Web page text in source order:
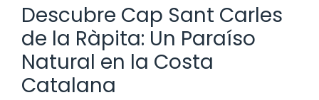
Descubre Cap Sant Carles
de la Ràpita: Un Paraíso
Natural en la Costa
Catalana